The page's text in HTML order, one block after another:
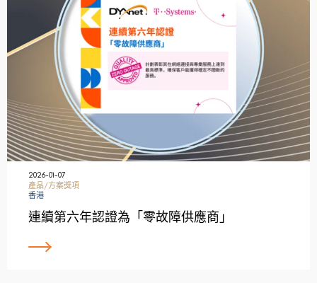
2026-01-07
產品/方案獎項
香港
連續第六年認證為「零故障供應商」